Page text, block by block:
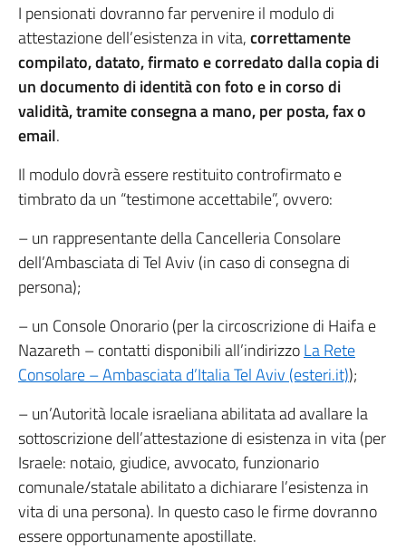
I pensionati dovranno far pervenire il modulo di
attestazione dell’esistenza in vita,correttamente
compilato, datato, firmato e corredato dalla copia di
un documento di identità con foto e in corso di
validità, tramite consegna a mano, per posta, fax o
email.
Il modulo dovrà essere restituito controfirmato e
timbrato da un “testimone accettabile”, ovvero:
– un rappresentante della Cancelleria Consolare
dell’Ambasciata di Tel Aviv (in caso di consegna di
persona);
– un Console Onorario (per la circoscrizione di Haifa e
Nazareth – contatti disponibili all’indirizzoLa Rete
Consolare – Ambasciata d’Italia Tel Aviv (esteri.it));
– un’Autorità locale israeliana abilitata ad avallare la
sottoscrizione dell’attestazione di esistenza in vita (per
Israele: notaio, giudice, avvocato, funzionario
comunale/statale abilitato a dichiarare l’esistenza in
vita di una persona). In questo caso le firme dovranno
essere opportunamente apostillate.